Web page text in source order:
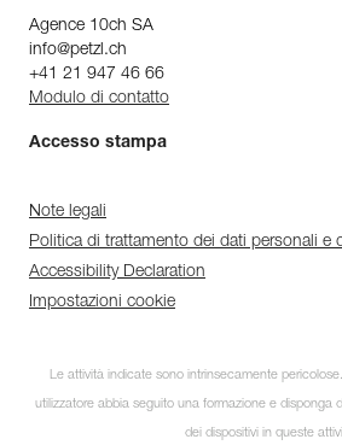
Agence 10ch SA
info@petzl.ch
+41 21 947 46 66
Modulo di contatto
Accesso stampa
Note legali
Politica di trattamento dei dati personali e
Accessibility Declaration
Impostazioni cookie
Le attività indicate sono intrinsecamente
utilizzatore abbia seguito una formazione e disponga
dei dispositivi in queste